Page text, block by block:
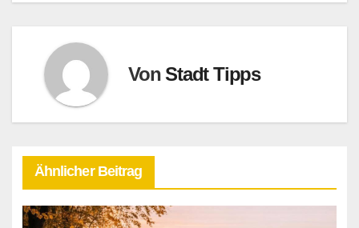
VonStadt Tipps
Ähnlicher Beitrag